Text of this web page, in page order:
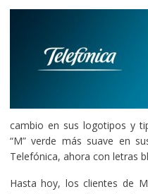
cambio en sus logotipos y
“M” verde más suave en
Telefónica, ahora con letras
Hasta hoy, los clientes de